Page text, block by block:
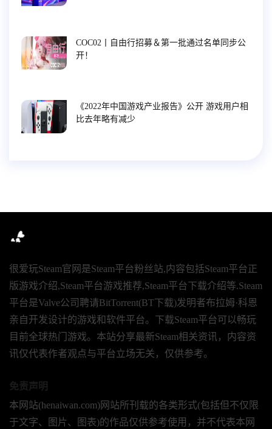
COC02丨自由行招募＆第一批通过名单同步公
开！
《2022年中国游戏产业报告》公开 游戏用户相
比去年略有减少
很爱玩Steam官网是Steam平台粉丝站,内容包括Steam平台正
版游戏介绍,Steam平台游戏推荐,Steam平台下载介绍等.Steam
平台是Valve公司聘请BitTorrent(BT下载)发明者布拉姆·科恩
亲自开发设计的游戏和软件平台。下载Steam平台可以畅玩
目前全球热门游戏。本站分享最新Steam相关资讯，内容资
讯仅代表作者观点与平台立场无关，仅供参考。
免责声明
本网站(henaiwan.com)网站所刊载的各类形式(包括但不仅限
于文字、图片、图表)的作品仅供参考使用，并不代表本网